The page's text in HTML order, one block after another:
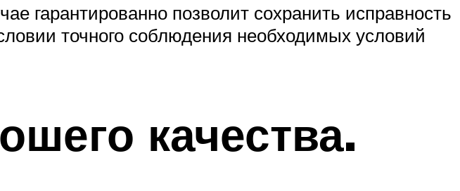
гарантированно позволит сохранить исправность
точного соблюдения необходимых условий
качества.